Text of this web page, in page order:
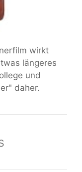
wirkt
längeres
und
daher.